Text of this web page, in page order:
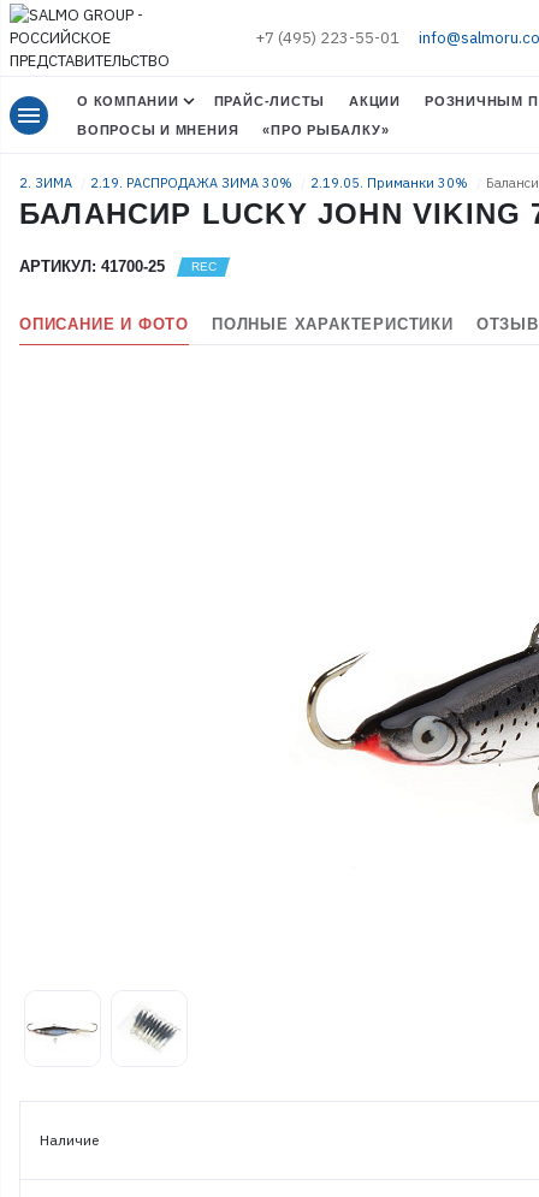
+7 (495) 223-55-01
menu О КОМПАНИИ ПРАЙС-ЛИСТЫ АКЦИИ
РОЗНИЧНЫМ
ВОПРОСЫ И МНЕНИЯ
«ПРО РЫБАЛКУ»
2. ЗИМА 2.19. РАСПРОДАЖА ЗИМА 30% 2.19.05. Приманки 30%
БАЛАНСИР LUCKY JOHN VIKING
АРТИКУЛ: 41700-25
ОПИСАНИЕ И ФОТО ПОЛНЫЕ ХАРАКТЕРИСТИКИ
Наличие